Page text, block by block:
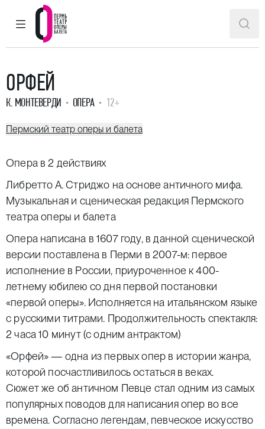
ГЛАВНОЕ МЕНЮ
Пермский театр оперы и балета
ОРФЕЙ
К. МОНТЕВЕРДИ ОПЕРА 12+
Пермский театр оперы и балета
Опера в 2 действиях
Либретто А. Стриджо на основе античного мифа.
Музыкальная и сценическая редакция Пермского
театра оперы и балета
Опера написана в 1607 году, в данной сценической
версии поставлена в Перми в 2007-м: первое
исполнение в России, приуроченное к 400-
летнему юбилею со дня первой постановки
«первой оперы». Исполняется на итальянском языке
с русскими титрами. Продолжительность спектакля:
2 часа 10 минут (с одним антрактом)
«Орфей» — одна из первых опер в истории жанра,
которой посчастливилось остаться в веках.
Сюжет же об античном Певце стал одним из самых
популярных поводов для написания опер во все
времена. Согласно легендам, певческое искусство